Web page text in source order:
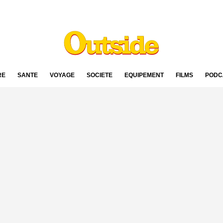
SANTÉ VOYAGE SOCIÉTÉ ÉQUIPEMENT FILMS